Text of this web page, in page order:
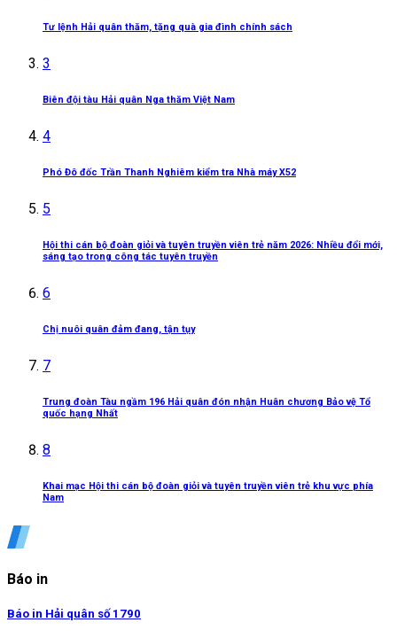
Tư lệnh Hải quân thăm, tặng quà gia đình chính sách
3
Biên đội tàu Hải quân Nga thăm Việt Nam
4
Phó Đô đốc Trần Thanh Nghiêm kiểm tra Nhà máy X52
5
Hội thi cán bộ đoàn giỏi và tuyên truyền viên trẻ năm 2026: Nhiều đổi mới,
sáng tạo trong công tác tuyên truyền
6
Chị nuôi quân đảm đang, tận tụy
7
Trung đoàn Tàu ngầm 196 Hải quân đón nhận Huân chương Bảo vệ Tổ
quốc hạng Nhất
8
Khai mạc Hội thi cán bộ đoàn giỏi và tuyên truyền viên trẻ khu vực phía
Nam
Báo in
Báo in Hải quân số 1790